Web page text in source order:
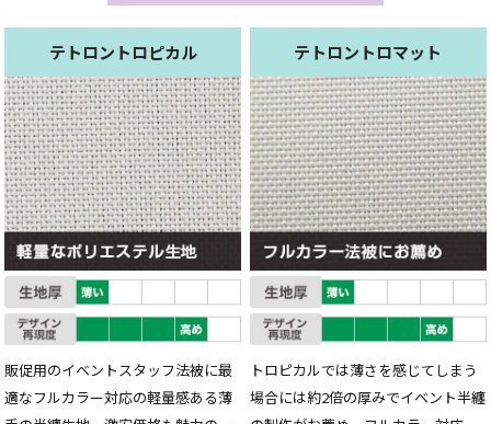
テトロントロピカル
販促用のイベントスタッフ法被に最
適なフルカラー対応の軽量感ある薄
テトロントロマット
トロピカルでは薄さを感じてしまう
場合には約2倍の厚みでイベント半纏